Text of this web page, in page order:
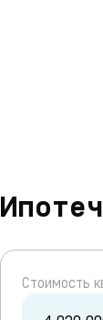
Cтоимость